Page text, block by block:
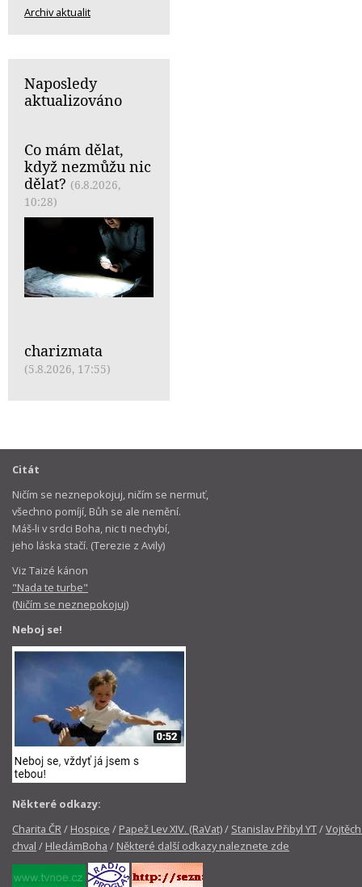
Archiv aktualit
Naposledy
aktualizováno
Co mám dělat,
když nezmůžu nic
dělat? (6.8.2026,
10:28)
charizmata
(5.8.2026, 17:55)
Citát
Ničím se neznepokojuj, ničím se nermuť,
všechno pomíjí, Bůh se ale nemění.
Máš-li v srdci Boha, nic ti nechybí,
jeho láska stačí. (Terezie z Avily)
Viz Taizé kánon
"Nada te turbe"
(Ničím se neznepokojuj)
Neboj se!
Některé odkazy:
Charita ČR/ Hospice / Papež Lev XIV. (RaVat)/ Stanislav Přibyl YT/
chval / HledámBoha / Některé další odkazy naleznete zde